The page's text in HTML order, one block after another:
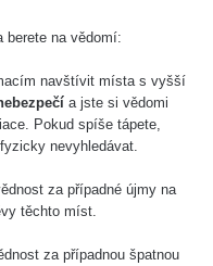
Hodnota CPM
h -
berete na vědomí:
navštívit místa s vyšší
a jste si vědomi
Pokud spíše tápete,
nevyhledávat.
za případné újmy na
těchto míst.
za případnou špatnou